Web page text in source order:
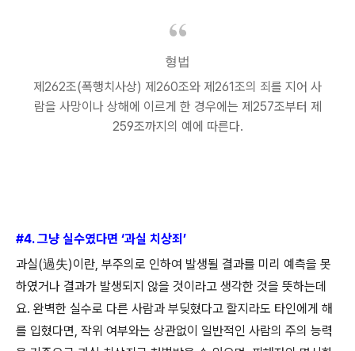
형법
제 262조(폭행치사상) 제 260조와 제 261조의 죄를 지어 사
람을 사망이나 상해에 이르게 한 경우에는 제 257조부터 제
259조까지의 예에 따른다.
#4.그냥 실수였다면 ‘과실 치상죄 ’
과실(過失)이란, 부주의로 인하여 발생될 결과를 미리 예측을 못
하였거나 결과가 발생되지 않을 것이라고 생각한 것을 뜻하는데
요. 완벽한 실수로 다른 사람과 부딪혔다고 할지라도 타인에게 해
를 입혔다면, 작위 여부와는 상관없이 일반적인 사람의 주의 능력